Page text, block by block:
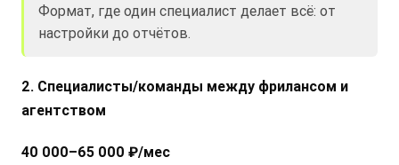
Формат, где один специалист делает всё: от
настройки до отчётов.
2. Специалисты/команды между фрилансом и
агентством
40 000–65 000 ₽/мес